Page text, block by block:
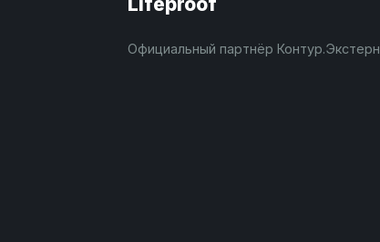
Официальный партнёр Контур.Экстерн